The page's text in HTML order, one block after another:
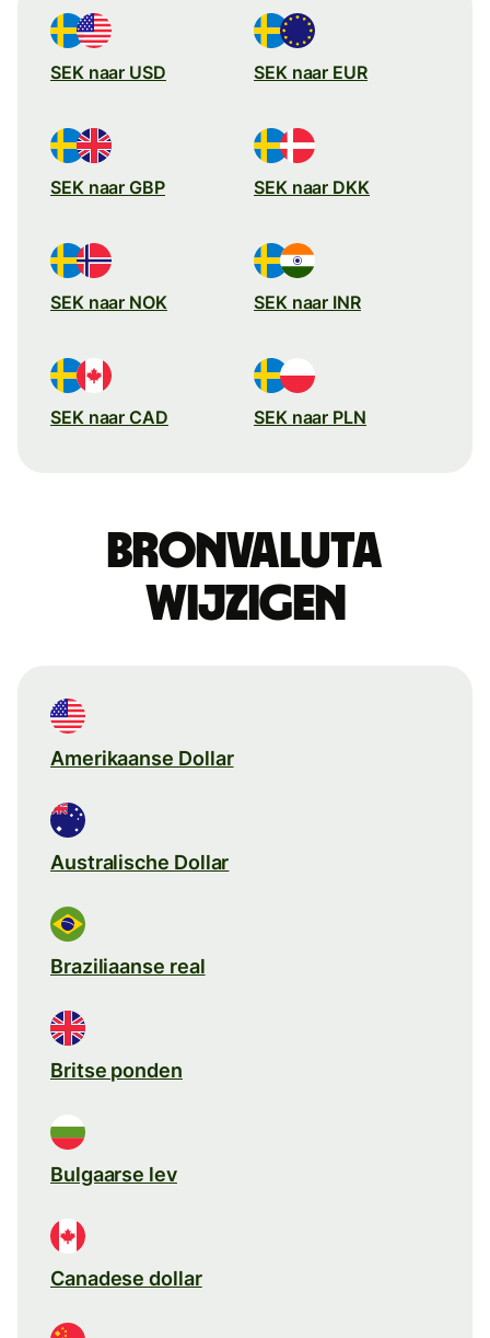
SEK naar USD SEK naar EUR
SEK naar GBP SEK naar DKK
SEK naar NOK SEK naar INR
SEK naar CAD SEK naar PLN
Bronvaluta
wijzigen
Amerikaanse Dollar
Australische Dollar
Braziliaanse real
Britse ponden
Bulgaarse lev
Canadese dollar